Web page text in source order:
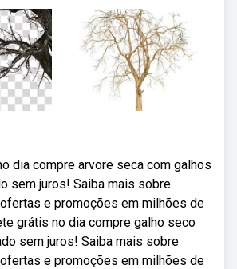
dia compre arvore seca com galhos
sem juros! Saiba mais sobre
e promoções em milhões de
grátis no dia compre galho seco
sem juros! Saiba mais sobre
e promoções em milhões de